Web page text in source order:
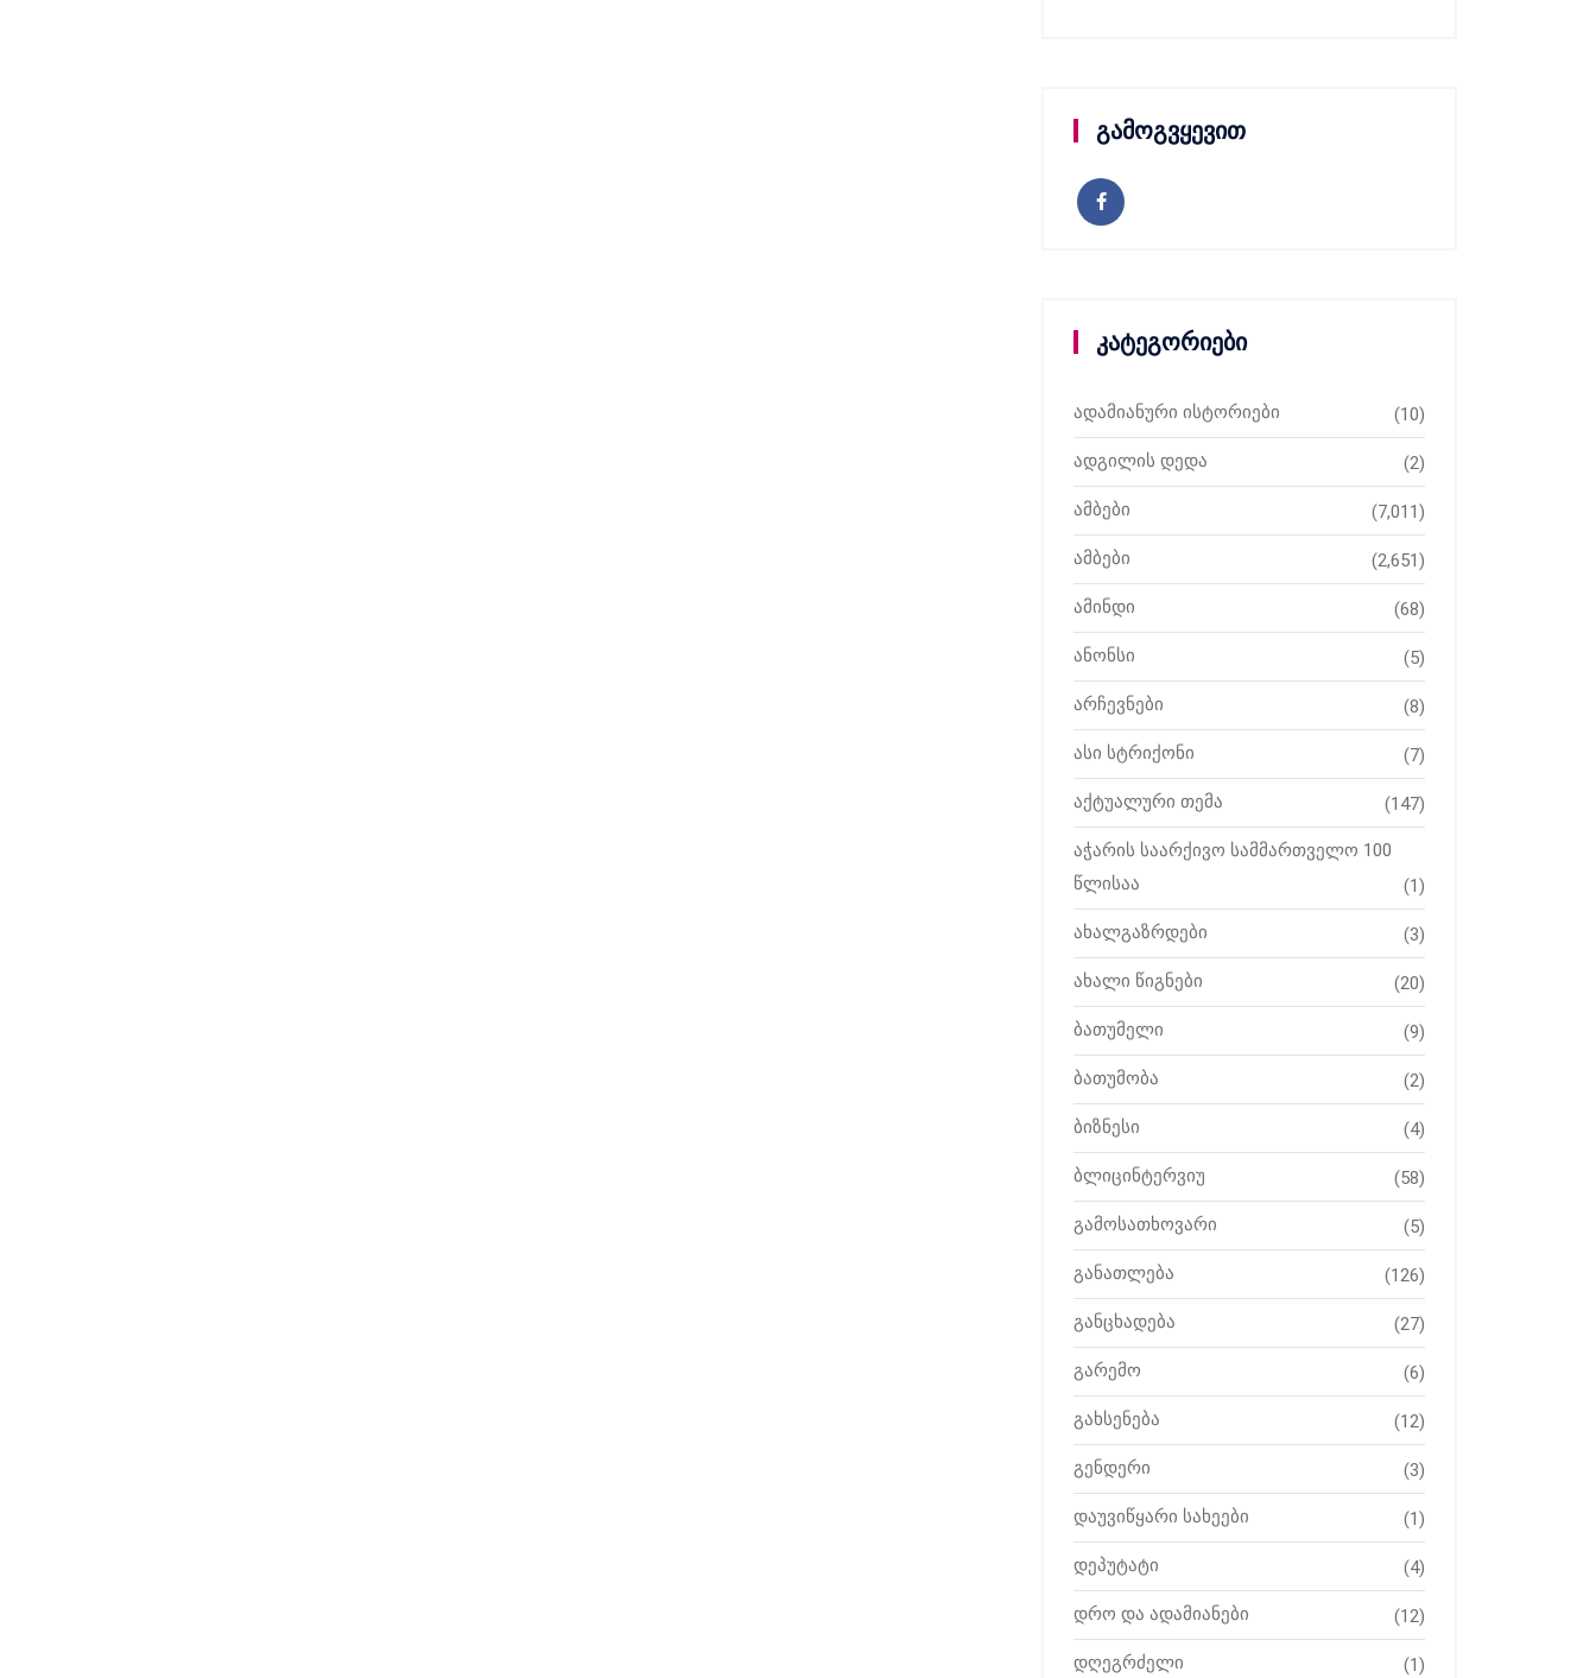
გამოგვყევით
კატეგორიები
ადამიანური ისტორიები (10)
ადგილის დედა (2)
ამბები (7,011)
ამბები (2,651)
ამინდი (68)
ანონსი (5)
არჩევნები (8)
ასი სტრიქონი (7)
აქტუალური თემა (147)
აჭარის საარქივო სამმართველო 100
წლისაა
(1)
ახალგაზრდები (3)
ახალი წიგნები (20)
ბათუმელი (9)
ბათუმობა (2)
ბიზნესი (4)
ბლიცინტერვიუ (58)
გამოსათხოვარი (5)
განათლება (126)
განცხადება (27)
გარემო (6)
გახსენება (12)
გენდერი (3)
დაუვიწყარი სახეები (1)
დეპუტატი (4)
დრო და ადამიანები (12)
დღეგრძელი (1)